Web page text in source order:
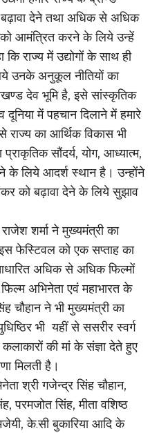
बढ़ावा देने तथा अधिक से अधिक
को आमंत्रित करने के लिये उन्हें
कि राज्य में उद्योगों के साथ ही
उनके अनुकूल नीतियों का
देव भूमि है, इसे सांस्कृतिक
में पहचान दिलाने में हमारे
राज्य का आर्थिक विकास भी
सौंदर्य, योग, आध्यात्म,
के लिये आदर्श स्थान है। उन्होंने
को बढ़ावा देने के लिये सुझाव
शर्मा ने मुख्यमंत्री का
फेस्टिवल को एक सप्ताह का
अधिक से अधिक फिल्मों
अभिनेता एवं महाभारत के
चौहान ने भी मुख्यमंत्री का
भी यहीं से ससरीर स्वर्ग
की मां के संज्ञा देते हुए
मिलती है।
श्री गजेन्द्र सिंह चौहान,
परमजोत सिंह, मीता वशिष्ठ
के.सी बुकारिया आदि के